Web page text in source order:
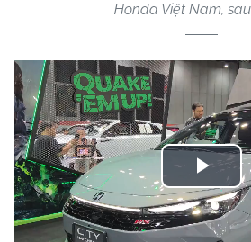
Honda Việt Nam, sau